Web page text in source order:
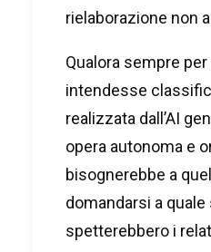
rielaborazione non
Qualora sempre
intendesse
realizzata dall’AI
opera autonoma e
bisognerebbe a
domandarsi a
spetterebbero i